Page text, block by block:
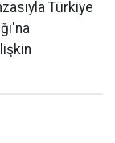
Türkiye